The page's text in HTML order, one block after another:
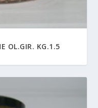
OL.GIR. KG.1.5